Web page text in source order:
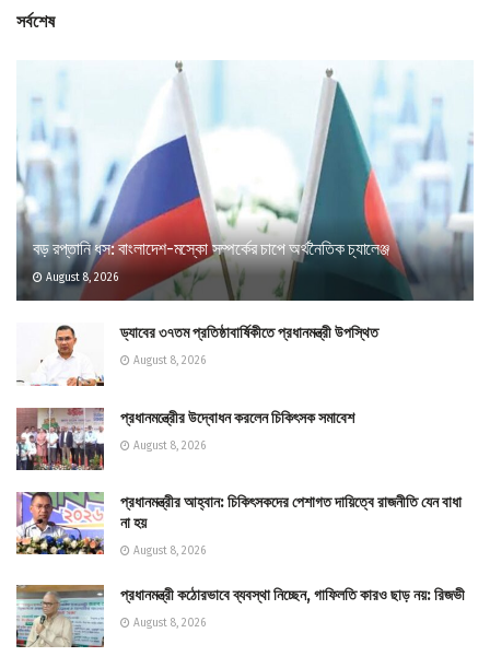
সর্বশেষ
বড় রপ্তানি ধস: বাংলাদেশ-মস্কো সম্পর্কের চাপে অর্থনৈতিক চ্যালেঞ্জ
August 8, 2026
ড্যাবের ৩৭তম প্রতিষ্ঠাবার্ষিকীতে প্রধানমন্ত্রী উপস্থিত
August 8, 2026
প্রধানমন্ত্রীের উদ্বোধন করলেন চিকিৎসক সমাবেশ
August 8, 2026
প্রধানমন্ত্রীর আহ্বান: চিকিৎসকদের পেশাগত দায়িত্বে রাজনীতি যেন বাধা
না হয়
August 8, 2026
প্রধানমন্ত্রী কঠোরভাবে ব্যবস্থা নিচ্ছেন, গাফিলতি কারও ছাড় নয়: রিজভী
August 8, 2026